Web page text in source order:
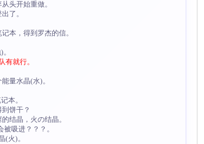
头开始重做。
了。
本，得到罗杰的信。
有就行。
量水晶(水)。
本。
饼干？
结晶，火の结晶。
吸进？？？。
(火)。